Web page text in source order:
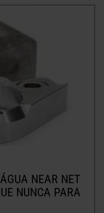
NEAR NET
NUNCA PARA